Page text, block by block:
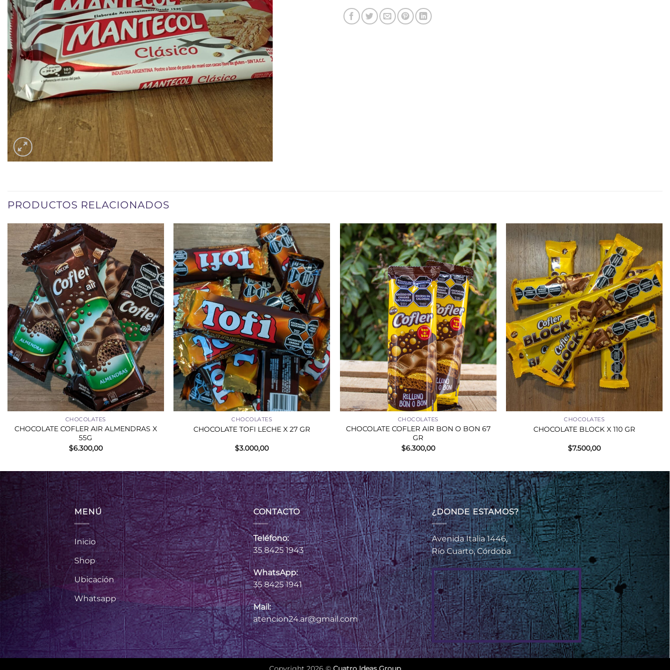
PRODUCTOS RELACIONADOS
+
CHOCOLATES
CHOCOLATE COFLER AIR ALMENDRAS X
55G
$6.300,00
+
CHOCOLATES
CHOCOLATE TOFI LECHE X 27 GR
$3.000,00
+
CHOCOLATES
CHOCOLATE COFLER AIR BON O BON 67
GR
$6.300,00
CHOCOLATES
CHOCOLATE BLOCK X 110 GR
$7.500,00
MENÚ
Inicio
Shop
Ubicación
Whatsapp
CONTACTO
Teléfono:
35 8425 1943
WhatsApp:
35 8425 1941
Mail:
atencion24.ar@gmail.com
¿DONDE ESTAMOS?
Avenida Italia 1446,
Río Cuarto, Córdoba